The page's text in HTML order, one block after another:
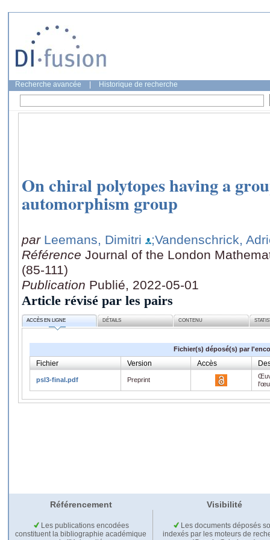
Recherche avancée Historique de recherche
On chiral polytopes having a
automorphism group
par Leemans, Dimitri
;Vandenschrick,
Référence Journal of the London
(85-111)
Publication Publié, 2022-05-01
Article révisé par les pairs
ACCÈS EN LIGNE DÉTAILS CONTENU
Fichier(s) déposé(s) par
Fichier Version Accès
psl3-final.pdf Preprint
Référencement Visibilité
Les publications encodées
constituent la bibliographie académique
Les documents déposés
indexés par les moteurs de